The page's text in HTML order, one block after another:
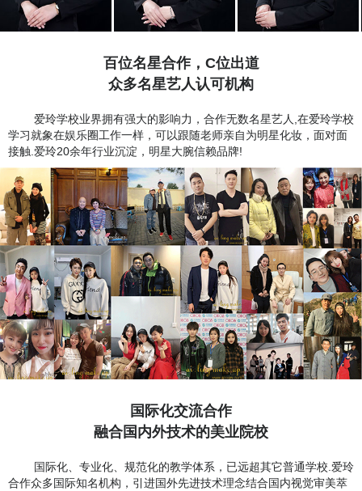
百位名星合作，C位出道
众多名星艺人认可机构
爱玲学校业界拥有强大的影响力，合作无数名星艺人,在爱玲学校
学习就象在娱乐圈工作一样，可以跟随老师亲自为明星化妆，面对面
接触.爱玲20余年行业沉淀，明星大腕信赖品牌!
国际化交流合作
融合国内外技术的美业院校
国际化、专业化、规范化的教学体系，已远超其它普通学校.爱玲
合作众多国际知名机构，引进国外先进技术理念结合国内视觉审美萃